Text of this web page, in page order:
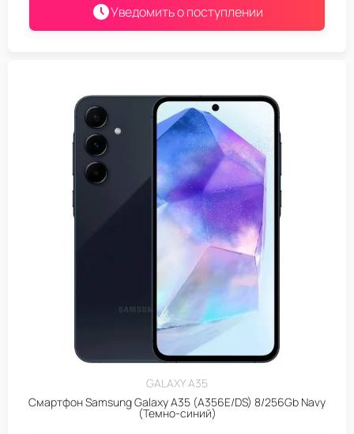
Уведомить о поступлении
GALAXY A35
Смартфон Samsung Galaxy A35 (A356E/DS) 8/256Gb Navy
(Темно-синий)